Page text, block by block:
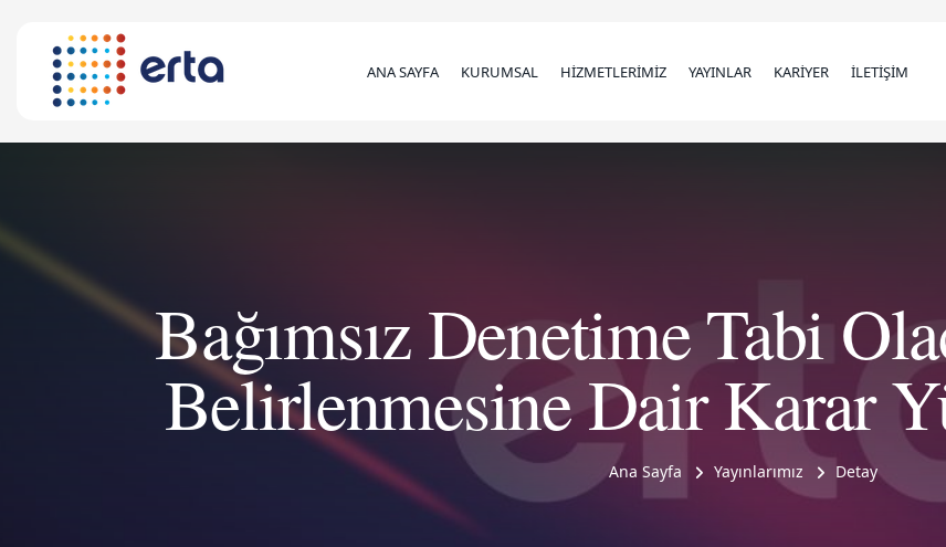
ANA SAYFA KURUMSAL HİZMETLERİMİZ YAYINLAR KARİYER İLETİŞİM
Bağımsız Denetime Tabi
Belirlenmesine Dair Karar
Ana Sayfa Yayınlarımız Detay